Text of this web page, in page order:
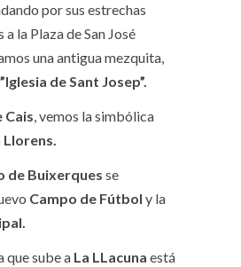
por sus estrechas
la Plaza de San José
una antigua mezquita,
”Iglesia de Sant Josep”.
Cais, vemos la simbólica
Llorens.
de Buixerques se
Campo de Fútbol y la
que sube a La LLacuna está